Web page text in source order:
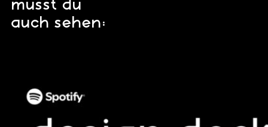
musst du
auch sehen: